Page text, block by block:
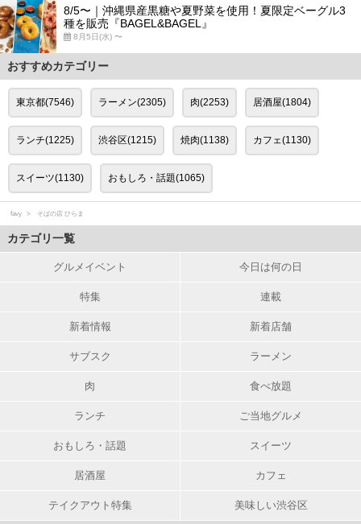
8/5〜｜沖縄県産黒糖や夏野菜を使用！夏限定ベーグル3
種を販売『BAGEL&BAGEL』
8月5日(水) 〜
おすすめカテゴリー
東京都(7546) ラーメン(2305) 肉(2253) 居酒屋(1804)
ランチ(1225) 渋谷区(1215) 焼肉(1138) カフェ(1130)
スイーツ(1130) おもしろ・話題(1065)
favy そばの店 ひらま
カテゴリ一覧
グルメイベント 今日は何の日
特集 連載
新着情報 新着店舗
サブスク ラーメン
肉 食べ放題
ランチ ご当地グルメ
おもしろ・話題 スイーツ
居酒屋 カフェ
テイクアウト特集 美味しい渋谷区